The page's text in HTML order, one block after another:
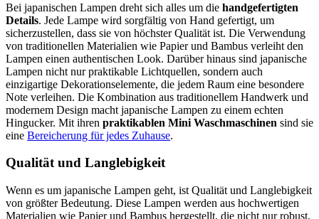
Bei japanischen Lampen dreht sich alles um die handgefertigten
Details. Jede Lampe wird sorgfältig von Hand gefertigt, um
sicherzustellen, dass sie von höchster Qualität ist. Die Verwendung
von traditionellen Materialien wie Papier und Bambus verleiht den
Lampen einen authentischen Look. Darüber hinaus sind japanische
Lampen nicht nur praktikable Lichtquellen, sondern auch
einzigartige Dekorationselemente, die jedem Raum eine besondere
Note verleihen. Die Kombination aus traditionellem Handwerk und
modernem Design macht japanische Lampen zu einem echten
Hingucker. Mit ihren praktikablen Mini Waschmaschinen sind sie
eine Bereicherung für jedes Zuhause.
Qualität und Langlebigkeit
Wenn es um japanische Lampen geht, ist Qualität und Langlebigkeit
von größter Bedeutung. Diese Lampen werden aus hochwertigen
Materialien wie Papier und Bambus hergestellt, die nicht nur robust,